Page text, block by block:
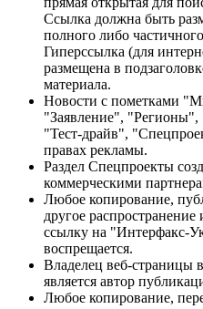
Ссылка должна быть
полного либо
Гиперссылка (для
размещена в
материала.
Новости с пометками
"Заявление",
"Тест-драйв",
правах рекламы.
Раздел Спецпроекты
коммерческими
Любое копирование,
другое
ссылку на "Интерфакс-
воспрещается.
Владелец веб-страницы
является автор
Любое копирование,